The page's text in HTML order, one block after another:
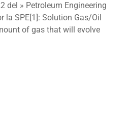
del » Petroleum Engineering
la SPE[1]: Solution Gas/Oil
of gas that will evolve